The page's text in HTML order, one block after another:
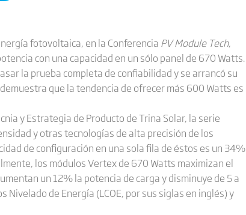
fotovoltaica, en la Conferencia PV Module Tech,
con una capacidad en un sólo panel de 670 Watts.
la prueba completa de confiabilidad y se arrancó su
que la tendencia de ofrecer más 600 Watts es
y Estrategia de Producto de Trina Solar, la serie
y otras tecnologías de alta precisión de los
de configuración en una sola fila de éstos es un 34%
los módulos Vertex de 670 Watts maximizan el
un 12% la potencia de carga y disminuye de 5 a
de Energía (LCOE, por sus siglas en inglés) y